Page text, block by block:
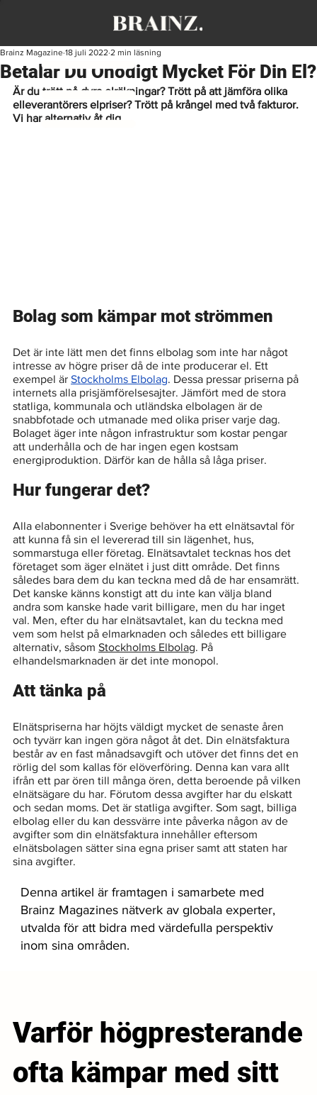
Betalar Du Onödigt Mycket För Din El?
Brainz Magazine 18 juli 2022 2 min läsning
Är du trött på dyra elräkningar? Trött på att jämföra olika
elleverantörers elpriser? Trött på krångel med två fakturor.
Vi har alternativ åt dig.
Bolag som kämpar mot strömmen
Det är inte lätt men det finns elbolag som inte har något
intresse av högre priser då de inte producerar el. Ett
exempel är Stockholms Elbolag. Dessa pressar priserna på
internets alla prisjämförelsesajter. Jämfört med de stora
statliga, kommunala och utländska elbolagen är de
snabbfotade och utmanade med olika priser varje dag.
Bolaget äger inte någon infrastruktur som kostar pengar
att underhålla och de har ingen egen kostsam
energiproduktion. Därför kan de hålla så låga priser.
Hur fungerar det?
Alla elabonnenter i Sverige behöver ha ett elnätsavtal för
att kunna få sin el levererad till sin lägenhet, hus,
sommarstuga eller företag. Elnätsavtalet tecknas hos det
företaget som äger elnätet i just ditt område. Det finns
således bara dem du kan teckna med då de har ensamrätt.
Det kanske känns konstigt att du inte kan välja bland
andra som kanske hade varit billigare, men du har inget
val. Men, efter du har elnätsavtalet, kan du teckna med
vem som helst på elmarknaden och således ett billigare
alternativ, såsom Stockholms Elbolag. På
elhandelsmarknaden är det inte monopol.
Att tänka på
Elnätspriserna har höjts väldigt mycket de senaste åren
och tyvärr kan ingen göra något åt det. Din elnätsfaktura
består av en fast månadsavgift och utöver det finns det en
rörlig del som kallas för elöverföring. Denna kan vara allt
ifrån ett par ören till många ören, detta beroende på vilken
elnätsägare du har. Förutom dessa avgifter har du elskatt
och sedan moms. Det är statliga avgifter. Som sagt, billiga
elbolag eller du kan dessvärre inte påverka någon av de
avgifter som din elnätsfaktura innehåller eftersom
elnätsbolagen sätter sina egna priser samt att staten har
sina avgifter.
Denna artikel är framtagen i samarbete med
Brainz Magazines nätverk av globala experter,
utvalda för att bidra med värdefulla perspektiv
inom sina områden.
Varför högpresterande
ofta kämpar med sitt